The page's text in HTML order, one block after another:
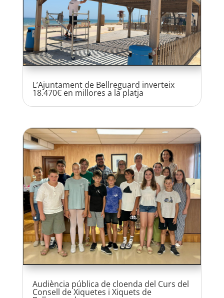
L’Ajuntament de Bellreguard inverteix
18.470€ en millores a la platja
Audiència pública de cloenda del Curs del
Consell de Xiquetes i Xiquets de